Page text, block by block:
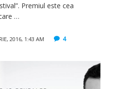
Premiul este cea
…
2016, 1:43 AM 4